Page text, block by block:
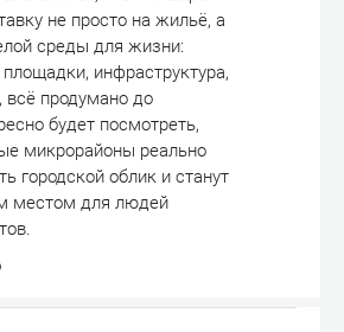
не просто на жильё, а
среды для жизни:
инфраструктура,
всё продумано до
будет посмотреть,
микрорайоны реально
городской облик и станут
местом для людей